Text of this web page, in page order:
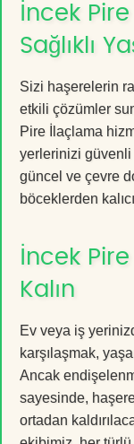
İncek
Sağlıklı
Sizi haşerelerin
etkili çözümler
Pire İlaçlama
yerlerinizi
güncel ve çevre
böceklerden
İncek
Kalın
Ev veya iş
karşılaşmak,
Ancak
sayesinde,
ortadan